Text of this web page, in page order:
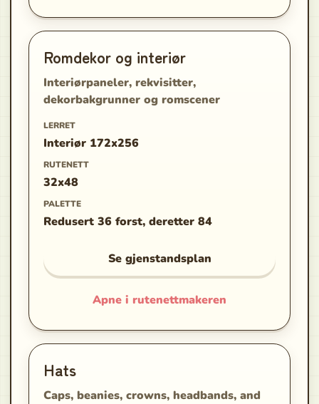
Romdekor og interiør
Interiørpaneler, rekvisitter,
dekorbakgrunner og romscener
LERRET
Interiør 172x256
RUTENETT
32x48
PALETTE
Redusert 36 forst, deretter 84
Se gjenstandsplan
Apne i rutenettmakeren
Hats
Caps, beanies, crowns, headbands, and